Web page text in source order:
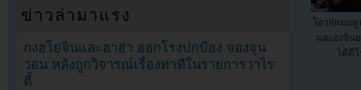
โอว!!หมอ
และฮงจิน
ได้ดี
ข่าวล่ามาแรง
กงฮโยจินและฮาฮ่า ออกโรงปกป้อง จองจุน
วอน หลังถูกวิจารณ์เรื่องท่าทีในรายการวาไร
ตี้